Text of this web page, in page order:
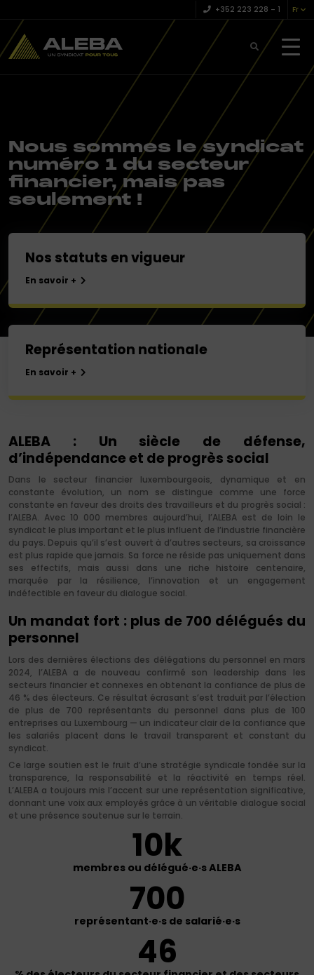
+352 223 228 – 1 Fr
Nous sommes le syndicat
numéro 1 du secteur
financier, mais pas
seulement !
Nos statuts en vigueur
En savoir +
Représentation nationale
En savoir +
ALEBA : Un siècle de défense,
d’indépendance et de progrès social
Dans le secteur financier luxembourgeois, dynamique et en
constante évolution, un nom se distingue comme une force
constante en faveur des droits des travailleurs et du progrès social :
l’ALEBA. Avec 10 000 membres aujourd’hui, l’ALEBA est de loin le
syndicat le plus important et le plus influent de l’industrie financière
du pays. Depuis qu’il s’est ouvert à d’autres secteurs, sa croissance
est plus rapide que jamais. Sa force ne réside pas uniquement dans
ses effectifs, mais aussi dans une riche histoire centenaire,
marquée par la résilience, l’innovation et un engagement
indéfectible en faveur du dialogue social.
Un mandat fort : plus de 700 délégués du
personnel
Lors des dernières élections des délégations du personnel en mars
2024, l’ALEBA a de nouveau confirmé son leadership dans les
secteurs financier et connexes en obtenant la confiance de plus de
46 % des électeurs. Ce résultat écrasant s’est traduit par l’élection
de plus de 700 représentants du personnel dans plus de 100
entreprises au Luxembourg — un indicateur clair de la confiance que
les salariés placent dans le travail transparent et constant du
syndicat.
Ce large soutien est le fruit d’une stratégie syndicale fondée sur la
transparence, la responsabilité et la réactivité en temps réel.
L’ALEBA a toujours mis l’accent sur une représentation significative,
donnant une voix aux employés grâce à un véritable dialogue social
et une présence soutenue sur le terrain.
10k
membres ou délégué·e·s ALEBA
700
représentant·e·s de salarié·e·s
46